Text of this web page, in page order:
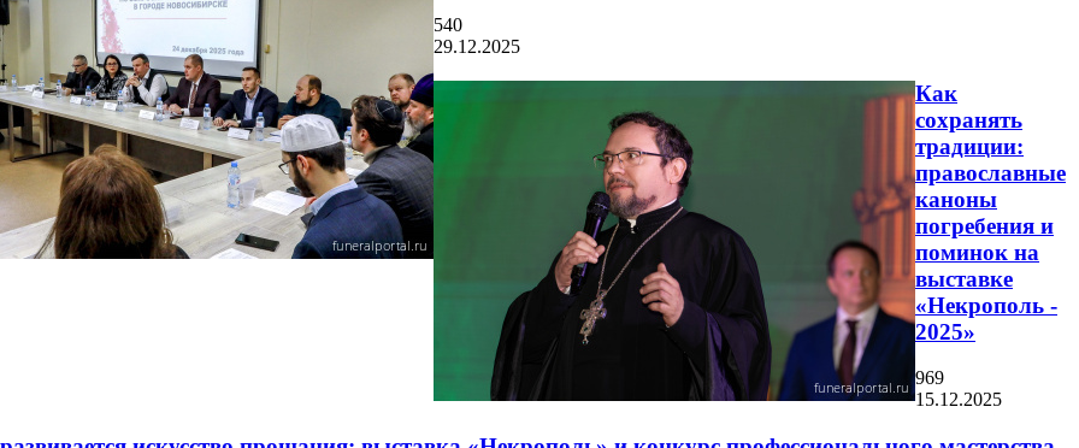
540
29.12.2025
Как
сохранять
традиции:
православные
каноны
погребения и
поминок на
выставке
«Некрополь -
2025»
969
15.12.2025